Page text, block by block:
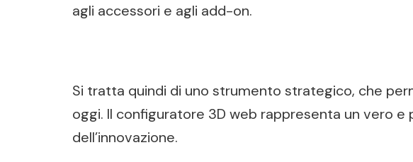
agli accessori e agli add-on.
Si tratta quindi di uno strumento strategico, che
oggi. Il configuratore 3D web rappresenta un vero
dell’innovazione.